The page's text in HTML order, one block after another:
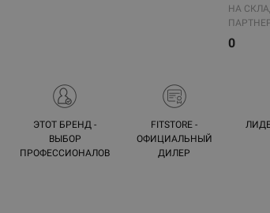
НА
0
ЭТОТ БРЕНД -
ВЫБОР
ПРОФЕССИОНАЛОВ
FITSTORE -
ОФИЦИАЛЬНЫЙ
ДИЛЕР